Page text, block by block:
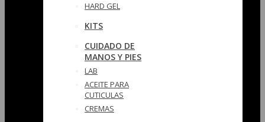
HARD GEL
KITS
CUIDADO DE
MANOS Y PIES
LAB
ACEITE PARA
CUTICULAS
CREMAS